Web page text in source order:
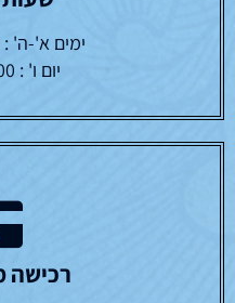
ימים א'-ה' : 14:00 - 19:00
יום ו' : 9:00 - 10:30
רכישה